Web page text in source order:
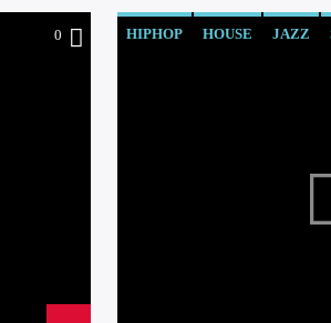
0 HIPHOP HOUSE JAZZ